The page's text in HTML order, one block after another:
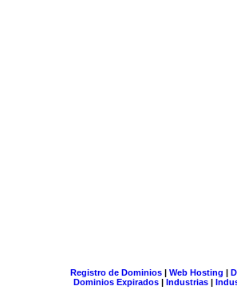
Registro de Dominios| Web Hosting |
Dominios Expirados | Industrias |